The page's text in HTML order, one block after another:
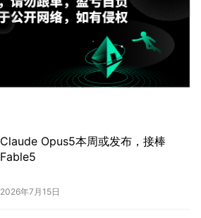
Claude Opus5本周或发布，接棒
Fable5
2026年7月15日